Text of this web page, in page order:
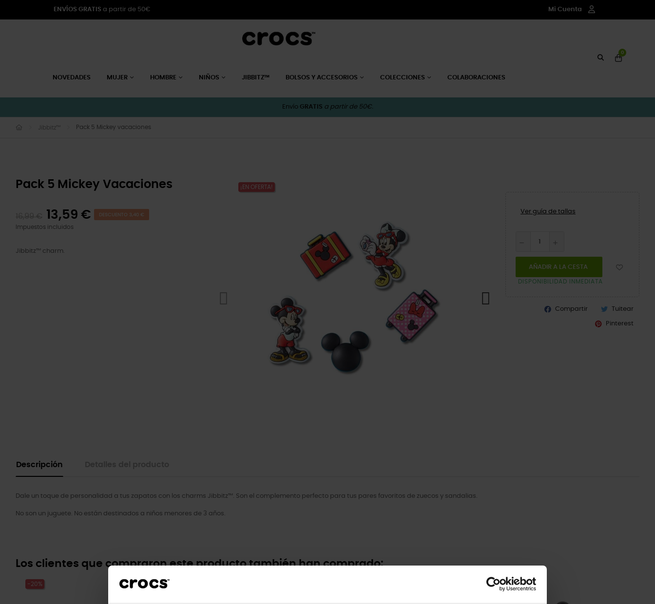
ENVÍOS GRATIS a partir de 50€ Mi Cuenta
NOVEDADES MUJER HOMBRE NIÑOS JIBBITZ™ BOLSOS Y ACCESORIOS COLECCIONES COLABORACIONES
0
Envío GRATIS a partir de 50€.
Jibbitz™ Pack 5 Mickey vacaciones
Pack 5 Mickey Vacaciones
13,59 € DESCUENTO 3,40 €
Impuestos incluidos
Jibbitz™ charm.
¡EN OFERTA!
Ver guía de tallas
AÑADIR A LA CESTA
DISPONIBILIDAD INMEDIATA
Compartir Tuitear
Pinterest
Descripción
Dale un toque de personalidad a tus zapatos con los charms Jibbitz™. Son el complemento perfecto para tus pares favoritos de zuecos y sandalias.
No son un juguete. No están destinados a niños menores de 3 años.
Los clientes que compraron este producto también han comprado:
-20% -20%